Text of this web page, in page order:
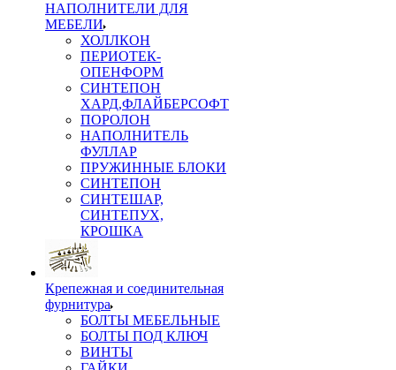
НАПОЛНИТЕЛИ ДЛЯ
МЕБЕЛИ
ХОЛЛКОН
ПЕРИОТЕК-
ОПЕНФОРМ
СИНТЕПОН
ХАРД,ФЛАЙБЕРСОФТ
ПОРОЛОН
НАПОЛНИТЕЛЬ
ФУЛЛАР
ПРУЖИННЫЕ БЛОКИ
СИНТЕПОН
СИНТЕШАР,
СИНТЕПУХ,
КРОШКА
Крепежная и соединительная
фурнитура
БОЛТЫ МЕБЕЛЬНЫЕ
БОЛТЫ ПОД КЛЮЧ
ВИНТЫ